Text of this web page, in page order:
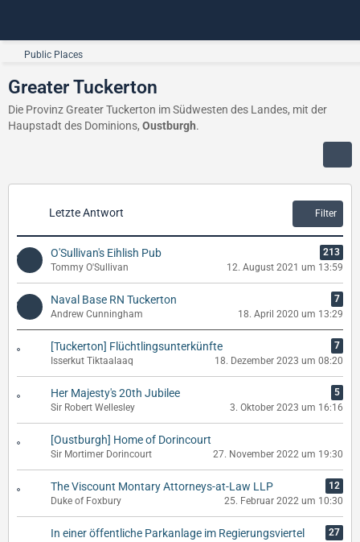
Public Places
Greater Tuckerton
Die Provinz Greater Tuckerton im Südwesten des Landes, mit der
Haupstadt des Dominions, Oustburgh.
Letzte Antwort Filter
O'Sullivan's Eihlish Pub
213
Tommy O'Sullivan
12. August 2021 um 13:59
Naval Base RN Tuckerton
7
Andrew Cunningham
18. April 2020 um 13:29
[Tuckerton] Flüchtlingsunterkünfte
7
Isserkut Tiktaalaaq
18. Dezember 2023 um 08:20
Her Majesty's 20th Jubilee
5
Sir Robert Wellesley
3. Oktober 2023 um 16:16
[Oustburgh] Home of Dorincourt
Sir Mortimer Dorincourt 27. November 2022 um 19:30
The Viscount Montary Attorneys-at-Law LLP
12
Duke of Foxbury
25. Februar 2022 um 10:30
In einer öffentliche Parkanlage im Regierungsviertel
27